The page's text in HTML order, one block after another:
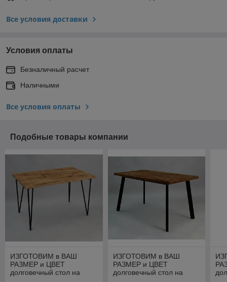
Все условия доставки
Условия оплаты
Безналичный расчет
Наличными
Все условия оплаты
Подобные товары компании
ИЗГОТОВИМ в ВАШ
РАЗМЕР и ЦВЕТ
долговечный стол на
ИЗГОТОВИМ в ВАШ
РАЗМЕР и ЦВЕТ
долговечный стол на